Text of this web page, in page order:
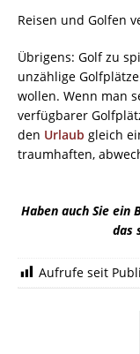
Reisen und Golfen
Übrigens: Golf zu
unzählige
wollen. Wenn man
verfügbarer
den Urlaub gleich
traumhaften,
Haben auch Sie ein
das
Aufrufe seit